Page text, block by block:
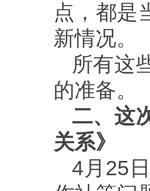
点，都是
新情况。
所有这
的准备。
二、这
关系》
4月25